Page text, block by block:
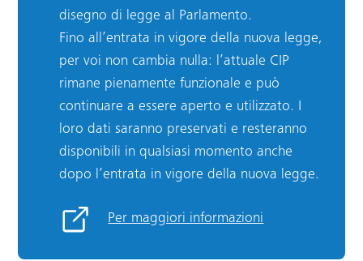
disegno di legge al Parlamento.
Fino all’entrata in vigore della nuova legge,
per voi non cambia nulla: l’attuale CIP
rimane pienamente funzionale e può
continuare a essere aperto e utilizzato. I
loro dati saranno preservati e resteranno
disponibili in qualsiasi momento anche
dopo l’entrata in vigore della nuova legge.
Link esterno:
Per maggiori informazioni